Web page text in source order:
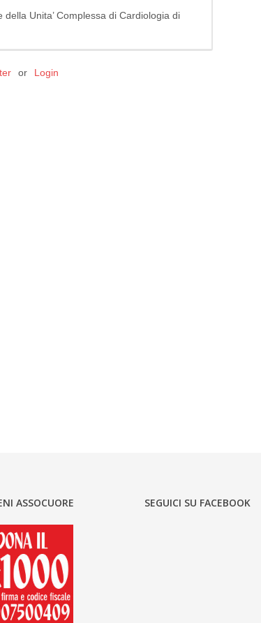
della Unita’ Complessa di Cardiologia di
or Login
ASSOCUORE SEGUICI SU FACEBOOK